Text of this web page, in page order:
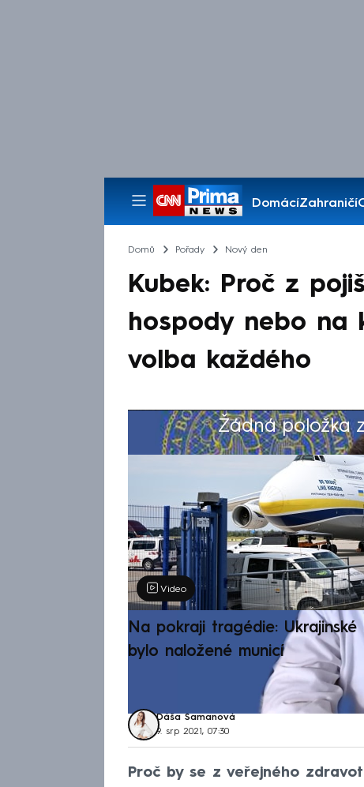
DomácíZahraničí
Pořady
Domů Pořady Nový den
Kubek: Proč z
hospody nebo na
volba každého
Žádná položka
Výběr redakce
Video
Na pokraji tragédie:
bylo naložené municí
Dáša Šamanová
9. srp 2021, 07:30
Proč by se z veřejného